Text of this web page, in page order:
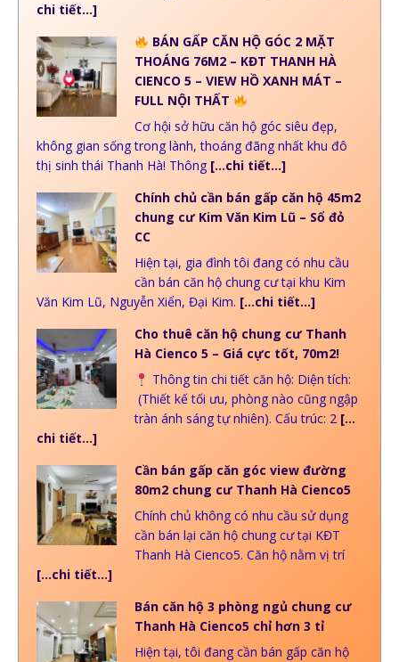
chi tiết…]
BÁN GẤP CĂN HỘ GÓC 2 MẶT
THOÁNG 76M2 – KĐT THANH HÀ
CIENCO 5 – VIEW HỒ XANH MÁT –
FULL NỘI THẤT
Cơ hội sở hữu căn hộ góc siêu đẹp,
không gian sống trong lành, thoáng đãng nhất khu đô
thị sinh thái Thanh Hà! Thông […chi tiết…]
Chính chủ cần bán gấp căn hộ 45m2
chung cư Kim Văn Kim Lũ – Sổ đỏ
CC
Hiện tại, gia đình tôi đang có nhu cầu
cần bán căn hộ chung cư tại khu Kim
Văn Kim Lũ, Nguyễn Xiển, Đại Kim. […chi tiết…]
Cho thuê căn hộ chung cư Thanh
Hà Cienco 5 – Giá cực tốt, 70m2!
Thông tin chi tiết căn hộ: Diện tích:
(Thiết kế tối ưu, phòng nào cũng ngập
tràn ánh sáng tự nhiên). Cấu trúc: 2 […
chi tiết…]
Cần bán gấp căn góc view đường
80m2 chung cư Thanh Hà Cienco5
Chính chủ không có nhu cầu sử dụng
cần bán lại căn hộ chung cư tại KĐT
Thanh Hà Cienco5. Căn hộ nằm vị trí
[…chi tiết…]
Bán căn hộ 3 phòng ngủ chung cư
Thanh Hà Cienco5 chỉ hơn 3 tỉ
Hiện tại, tôi đang cần bán gấp căn hộ